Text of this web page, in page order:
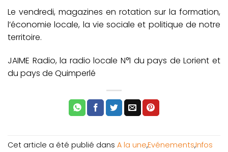
Le vendredi, magazines en rotation sur la formation,
l’économie locale, la vie sociale et politique de notre
territoire.
JAIME Radio, la radio locale N°1 du pays de Lorient et
du pays de Quimperlé
Cet article a été publié dans A la une,Evénements,Infos